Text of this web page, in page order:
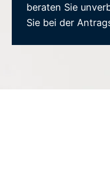
beraten Sie
Sie bei der